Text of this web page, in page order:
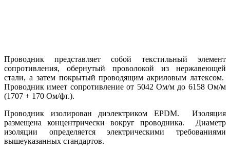
Проводник представляет собой текстильный элемент
сопротивления, обернутый проволокой из нержавеющей
стали, а затем покрытый проводящим акриловым латексом.
Проводник имеет сопротивление от 5042 Ом/м до 6158 Ом/м
(1707 + 170 Ом/фт.).
Проводник изолирован диэлектриком EPDM. Изоляция
размещена концентрически вокруг проводника. Диаметр
изоляции определяется электрическими требованиями
вышеуказанных стандартов.